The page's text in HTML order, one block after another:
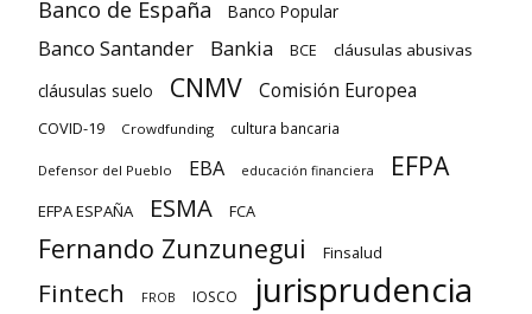
Banco de España Banco Popular
Banco Santander Bankia BCE cláusulas abusivas
cláusulas suelo CNMV Comisión Europea
COVID-19 Crowdfunding cultura bancaria
Defensor del Pueblo EBA educación financiera EFPA
EFPA ESPAÑA ESMA FCA
Fernando Zunzunegui Finsalud
Fintech FROB IOSCO jurisprudencia